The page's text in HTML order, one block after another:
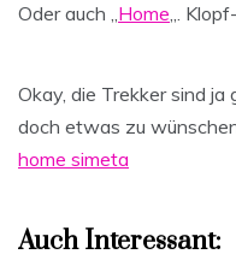
Oder auch „Home„.
Okay, die Trekker sind
doch etwas zu
home simeta
Auch Interessant: